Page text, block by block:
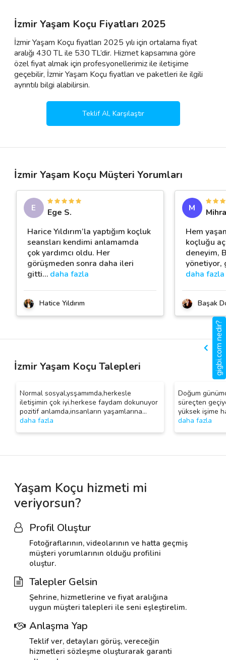
İzmir Yaşam Koçu Fiyatları 2025
İzmir Yaşam Koçu fiyatları 2025 yılı için ortalama fiyat
aralığı 430 TL ile 530 TL’dir. Hizmet kapsamına göre
özel fiyat almak için profesyonellerimiz ile iletişime
geçebilir, İzmir Yaşam Koçu fiyatları ve paketleri ile ilgili
ayrıntılı bilgi alabilirsin.
Teklif Al, Karşılaştır
İzmir Yaşam Koçu Müşteri Yorumları
E
Ege S.
Harice Yıldırım’la yaptığım koçluk
seansları kendimi anlamamda
çok yardımcı oldu. Her
görüşmeden sonra daha ileri
gitti… daha fazla
Hatice Yıldırım
M
Hem
koçluğu
deneyim,
yönetiyor,
daha fazla
Başak
İzmir Yaşam Koçu Talepleri
Normal sosyal,ysşamımda,herkesle
iletişimin çok iyi.herkese faydam dokunuyor
pozitif anlamda,insanların yaşamlarına…
daha fazla
Doğum
süreçten
yüksek işime
daha fazla
Yaşam Koçu hizmeti mi
veriyorsun?
Profil Oluştur
Fotoğraflarının, videolarının ve hatta geçmiş
müşteri yorumlarının olduğu profilini
oluştur.
Talepler Gelsin
Şehrine, hizmetlerine ve fiyat aralığına
uygun müşteri talepleri ile seni eşleştirelim.
Anlaşma Yap
Teklif ver, detayları görüş, vereceğin
hizmetleri sözleşme oluşturarak garanti
gigbi.com nedir?